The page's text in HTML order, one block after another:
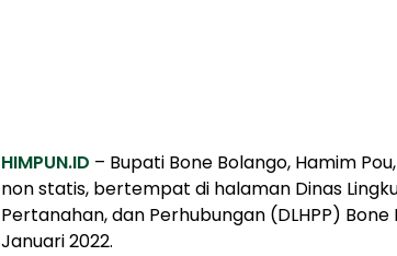
HIMPUN.ID – Bupati Bone Bolango, Hamim
non statis, bertempat di halaman Dinas
Pertanahan, dan Perhubungan (DLHPP) Bone
Januari 2022.